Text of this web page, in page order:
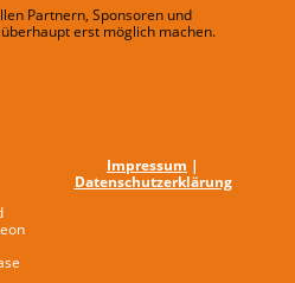
Partnern, Sponsoren und
erst möglich machen.
Impressum |
Datenschutzerklärung